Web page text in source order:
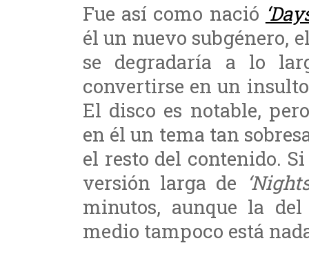
Fue así como nació
él un nuevo subgénero,
se degradaría a lo
convertirse en un
El disco es notable,
en él un tema tan
el resto del contenido.
versión larga de
minutos, aunque la
medio tampoco está